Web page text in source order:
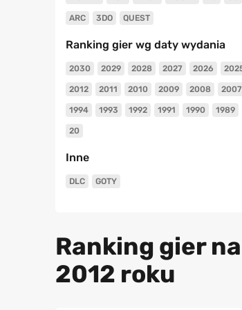
ARC 3DO QUEST
Ranking gier wg daty wydania
2030 2029 2028 2027 2026
2012 2011 2010 2009 2008 2007
1994 1993 1992 1991 1990 1989
20
Inne
DLC GOTY
Ranking gier
2012 roku